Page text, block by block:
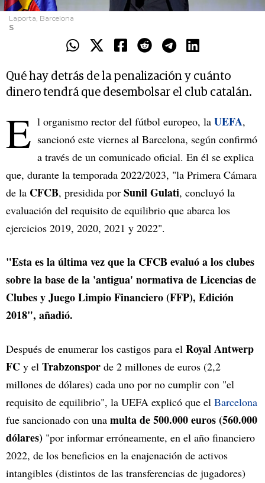
Laporta, Barcelona
S
Qué hay detrás de la penalización y cuánto
dinero tendrá que desembolsar el club catalán.
E l organismo rector del fútbol europeo, la UEFA,
sancionó este viernes al Barcelona, según confirmó
a través de un comunicado oficial. En él se explica
que, durante la temporada 2022/2023, "la Primera Cámara
de la CFCB, presidida por Sunil Gulati, concluyó la
evaluación del requisito de equilibrio que abarca los
ejercicios 2019, 2020, 2021 y 2022".
"Esta es la última vez que la CFCB evaluó a los clubes
sobre la base de la 'antigua' normativa de Licencias de
Clubes y Juego Limpio Financiero (FFP), Edición
2018", añadió.
Después de enumerar los castigos para el Royal Antwerp
FC y el Trabzonspor de 2 millones de euros (2,2
millones de dólares) cada uno por no cumplir con "el
requisito de equilibrio", la UEFA explicó que el Barcelona
fue sancionado con una multa de 500.000 euros (560.000
dólares) "por informar erróneamente, en el año financiero
2022, de los beneficios en la enajenación de activos
intangibles (distintos de las transferencias de jugadores)